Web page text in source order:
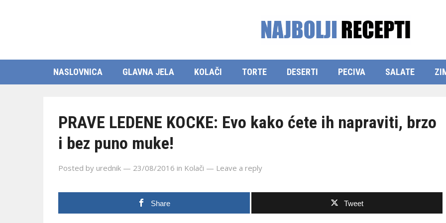
NASLOVNICA GLAVNA JELA KOLAČI TORTE DESERTI PECIVA SALATE
PRAVE LEDENE KOCKE: Evo kako ćete ih napraviti, brzo
i bez puno muke!
Posted by urednik — 23/08/2016 in Kolači — Leave a reply
Share Tweet